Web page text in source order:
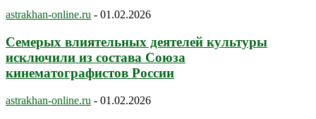
astrakhan-online.ru - 01.02.2026
Семерых влиятельных деятелей культуры
исключили из состава Союза
кинематографистов России
astrakhan-online.ru - 01.02.2026